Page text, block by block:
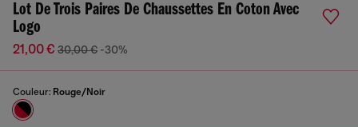
Lot De Trois Paires De Chaussettes En Coton Avec
Logo
21,00 € 30,00 € -30%
Couleur: Rouge/Noir